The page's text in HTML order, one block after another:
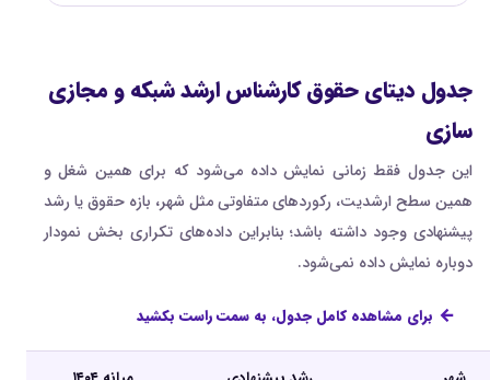
جدول دیتای حقوق کارشناس ارشد شبکه و مجازی
سازی
این جدول فقط زمانی نمایش داده می‌شود که برای همین شغل و
همین سطح ارشدیت، رکوردهای متفاوتی مثل شهر، بازه حقوق یا رشد
پیشنهادی وجود داشته باشد؛ بنابراین داده‌های تکراری بخش نمودار
دوباره نمایش داده نمی‌شود.
برای مشاهده کامل جدول، به سمت راست بکشید